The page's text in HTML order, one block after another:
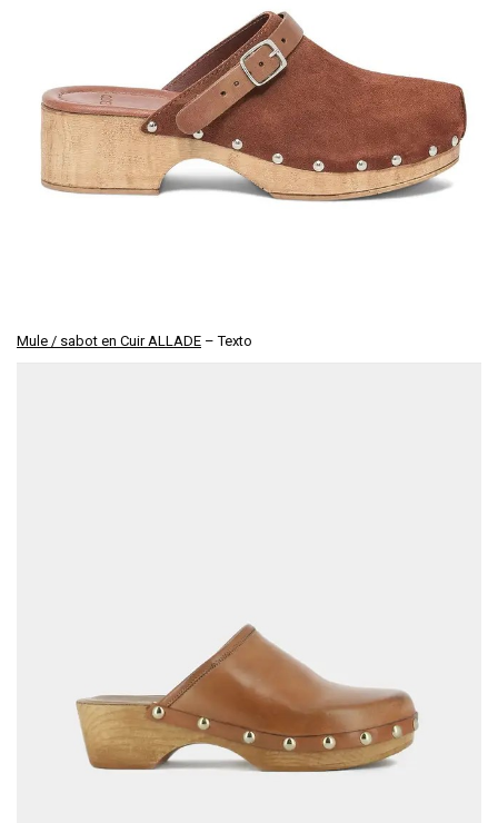
Mule / sabot en Cuir ALLADE – Texto